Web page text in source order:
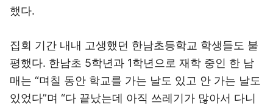
했다.
집회 기간 내내 고생했던 한남초등학교 학생들도 불
평했다. 한남초 5학년과 1학년으로 재학 중인 한 남
매는 “며칠 동안 학교를 가는 날도 있고 안 가는 날도
있었다”며 “다 끝났는데 아직 쓰레기가 많아서 다니